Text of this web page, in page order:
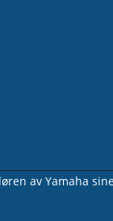
av Yamaha